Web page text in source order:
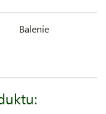
Balenie